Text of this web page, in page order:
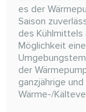
es der
Saison
des
Möglichkeit
der
ganzjährige
Wärme-/